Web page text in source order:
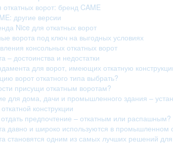
откатных ворот: бренд CAME
другие версии
Nice для откатных ворот
ворота под ключ на выгодных условиях
консольных откатных ворот
– достоинства и недостатки
для ворот, имеющих откатную
ворот откатного типа выбрать?
присущи откатным воротам?
для дома, дачи и промышленного здания –
конструкции
предпочтение – откатным или распашным?
давно и широко используются в промышленном
становятся одним из самых лучших решений для